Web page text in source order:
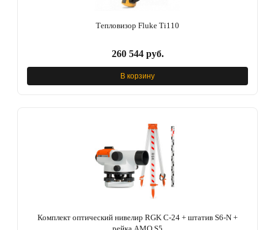
Тепловизор Fluke Ti110
260 544 руб.
В корзину
Комплект оптический нивелир RGK C-24 + штатив S6-N +